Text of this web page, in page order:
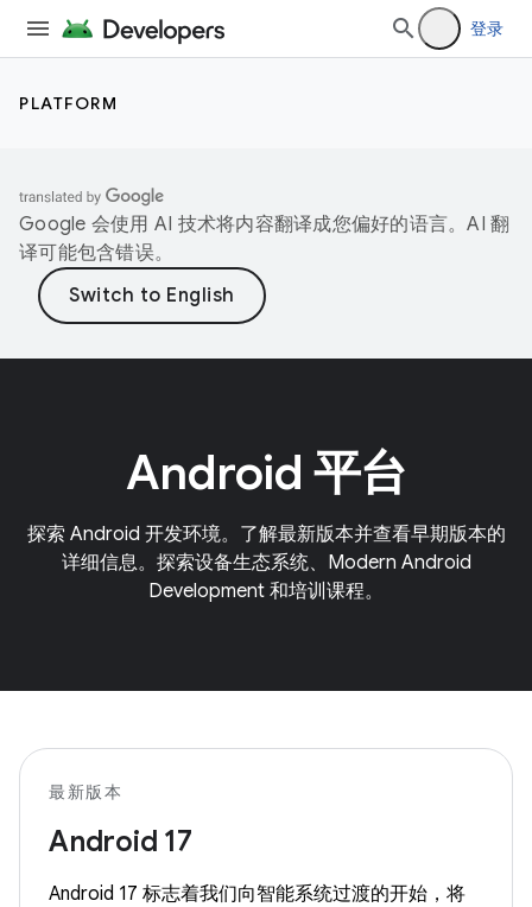
登录
PLATFORM
Google 会使用 AI 技术将内容翻译成您偏好的语言。AI 翻
译可能包含错误。
Android 平台
探索 Android 开发环境。了解最新版本并查看早期版本的
详细信息。探索设备生态系统、Modern Android
Development 和培训课程。
最新版本
Android 17
Android 17 标志着我们向智能系统过渡的开始，将